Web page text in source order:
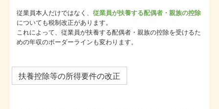
従業員本人だけではなく、従業員が扶養する配偶者・親族の控除
についても税制改正があります。
これによって、従業員が扶養する配偶者・親族の控除を受けるた
めの年収のボーダーラインも変わります。
扶養控除等の所得要件の改正